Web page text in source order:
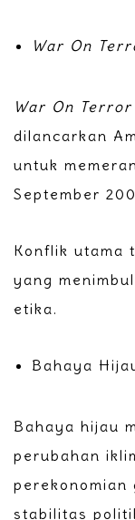
War On
War On Terror
dilancarkan
untuk
September
Konflik utama
yang
etika.
Bahaya
Bahaya hijau
perubahan
perekonomian
stabilitas